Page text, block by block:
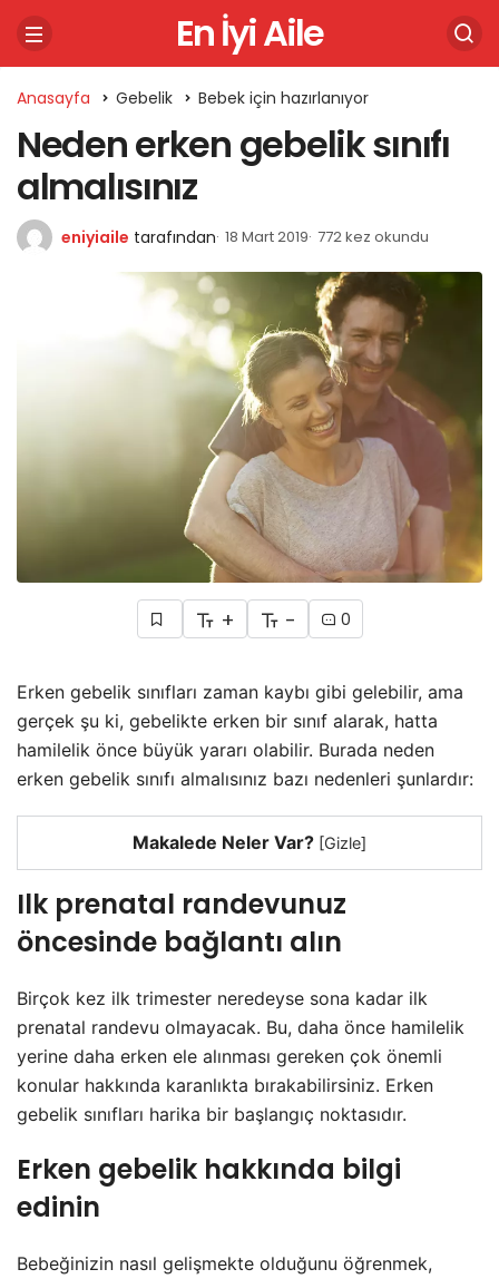
En İyi Aile
Anasayfa Gebelik Bebek için hazırlanıyor
Neden erken gebelik sınıfı
almalısınız
eniyiaile tarafından 18 Mart 2019 772 kez okundu
+ - 0
Erken gebelik sınıfları zaman kaybı gibi gelebilir, ama
gerçek şu ki, gebelikte erken bir sınıf alarak, hatta
hamilelik önce büyük yararı olabilir. Burada neden
erken gebelik sınıfı almalısınız bazı nedenleri şunlardır:
Makalede Neler Var? [Gizle]
Ilk prenatal randevunuz
öncesinde bağlantı alın
Birçok kez ilk trimester neredeyse sona kadar ilk
prenatal randevu olmayacak. Bu, daha önce hamilelik
yerine daha erken ele alınması gereken çok önemli
konular hakkında karanlıkta bırakabilirsiniz. Erken
gebelik sınıfları harika bir başlangıç noktasıdır.
Erken gebelik hakkında bilgi
edinin
Bebeğinizin nasıl gelişmekte olduğunu öğrenmek,